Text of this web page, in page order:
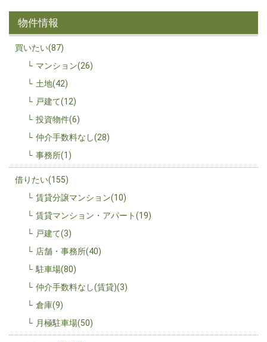
物件情報
買いたい(87)
マンション(26)
土地(42)
戸建て(12)
投資物件(6)
仲介手数料なし(28)
事務所(1)
借りたい(155)
賃貸分譲マンション(10)
賃貸マンション・アパート(19)
戸建て(3)
店舗・事務所(40)
駐車場(80)
仲介手数料なし(賃貸)(3)
倉庫(9)
月極駐車場(50)